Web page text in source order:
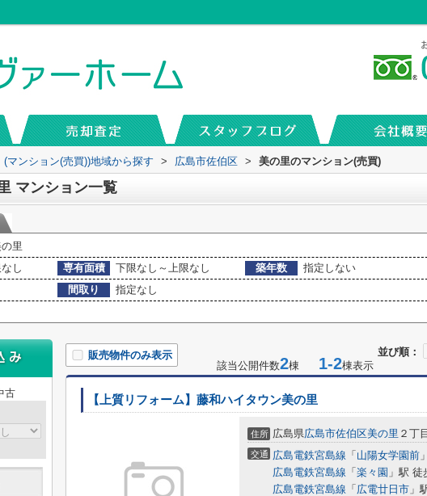
(マンション(売買))地域から探す > 広島市佐伯区 > 美の里のマンション(売買)
マンション一覧
里
し 専有面積 下限なし～上限なし 築年数
指定しない
間取り
指定なし
並び順：
販売物件のみ表示
該当公開件数2棟 1-2棟表示
【上質リフォーム】藤和ハイタウン美の里
住所 広島県広島市佐伯区美の里 ２丁目
交通 広島電鉄宮島線 「 山陽女学園前
広島電鉄宮島線 「 楽々園 」駅 徒
広島電鉄宮島線 「 広電廿日市 」
古